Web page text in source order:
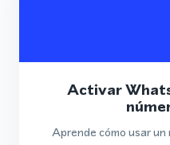
Activar
Aprende cómo usar